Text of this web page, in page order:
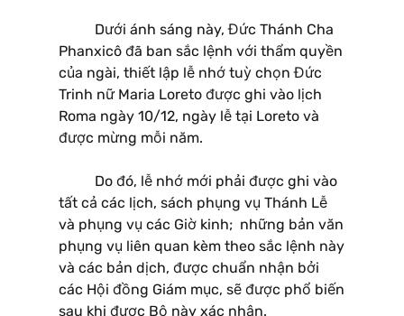
Dưới ánh sáng này, Đức Thánh Cha
Phanxicô đã ban sắc lệnh với thẩm quyền
của ngài, thiết lập lễ nhớ tuỳ chọn Đức
Trinh nữ Maria Loreto được ghi vào lịch
Roma ngày 10/12, ngày lễ tại Loreto và
được mừng mỗi năm.
Do đó, lễ nhớ mới phải được ghi vào
tất cả các lịch, sách phụng vụ Thánh Lễ
và phụng vụ các Giờ kinh; những bản văn
phụng vụ liên quan kèm theo sắc lệnh này
và các bản dịch, được chuẩn nhận bởi
các Hội đồng Giám mục, sẽ được phổ biến
sau khi được Bộ này xác nhận.